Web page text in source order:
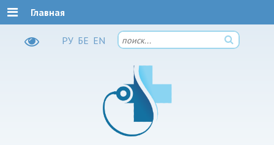
РУ БЕ EN
Главная